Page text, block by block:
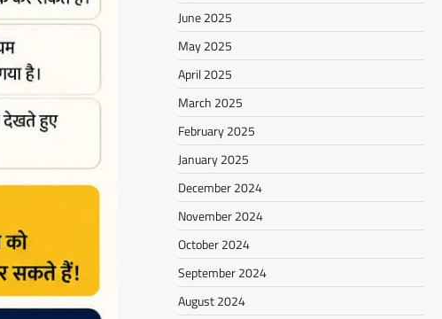
June 2025
May 2025
April 2025
March 2025
February 2025
January 2025
December 2024
November 2024
October 2024
September 2024
August 2024